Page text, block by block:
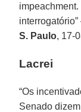
interrogatório”
S. Paulo, 17-
Lacrei
“Os
Senado